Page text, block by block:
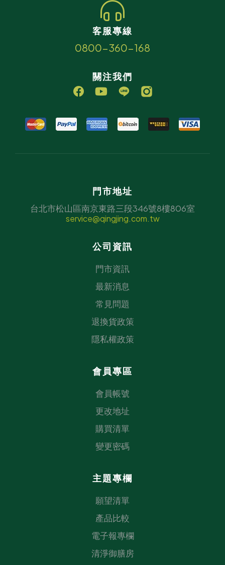
客服專線
0800-360-168
關注我們
門市地址
台北市松山區南京東路三段346號8樓806室
service@qingjing.com.tw
公司資訊
門市資訊
最新消息
常見問題
退換貨政策
隱私權政策
會員專區
會員帳號
更改地址
購買清單
變更密碼
主題專欄
願望清單
產品比較
電子報專欄
清淨御膳房